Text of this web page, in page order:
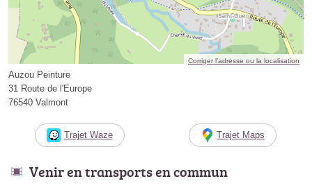
Corriger l’adresse ou la localisation
Auzou Peinture
31 Route de l'Europe
76540 Valmont
Trajet Waze Trajet Maps
Venir en transports en commun